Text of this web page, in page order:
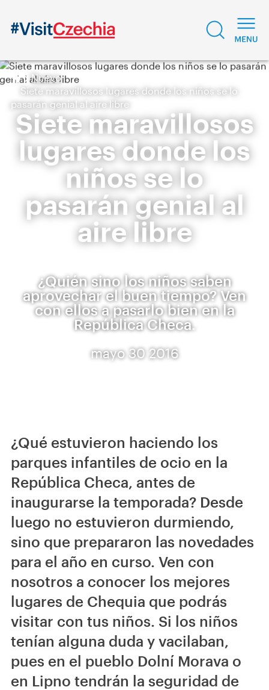
Nuevo
Siete maravillosos lugares donde los niños se lo
pasarán genial al aire libre
Siete maravillosos
lugares donde los
niños se lo
pasarán genial al
aire libre
¿Quién sino los niños saben
aprovechar el buen tiempo? Ven
con ellos a pasarlo bien en la
República Checa.
mayo 30 2016
¿Qué estuvieron haciendo los
parques infantiles de ocio en la
República Checa, antes de
inaugurarse la temporada? Desde
luego no estuvieron durmiendo,
sino que prepararon las novedades
para el año en curso. Ven con
nosotros a conocer los mejores
lugares de Chequia que podrás
visitar con tus niños. Si los niños
tenían alguna duda y vacilaban,
pues en el pueblo Dolní Morava o
en Lipno tendrán la seguridad de